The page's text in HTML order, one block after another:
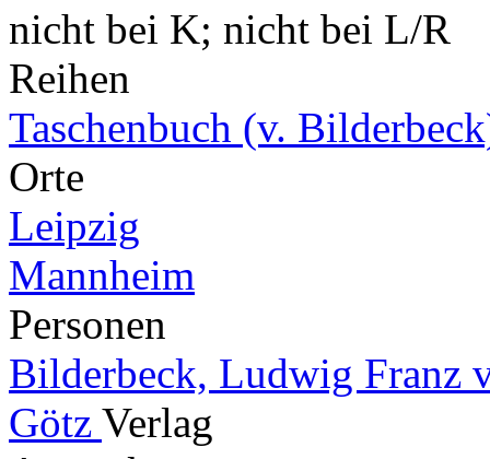
nicht bei K; nicht bei L/R
Reihen
Taschenbuch (v.
Orte
Leipzig
Mannheim
Personen
Bilderbeck, Ludwig Franz
Götz Verlag